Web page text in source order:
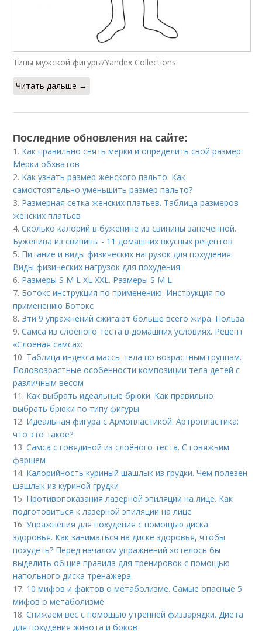
Типы мужской фигуры/Yandex Collections
Читать дальше →
Последние обновления на сайте:
1. Как правильно снять мерки и определить свой размер.
Мерки обхватов
2. Как узнать размер женского пальто. Как
самостоятельно уменьшить размер пальто?
3. Размерная сетка женских платьев. Таблица размеров
женских платьев
4.Сколько калорий в буженине из свинины запеченной.
Буженина из свинины - 11 домашних вкусных рецептов
5. Питание и виды физических нагрузок для похудения.
Виды физических нагрузок для похудения
6. Размеры S M L XL XXL. Размеры S M L
7. Ботокс инструкция по применению. Инструкция по
применению Ботокс
8. Эти 9 упражнений сжигают больше всего жира. Польза
9.Самса из слоеного теста в домашних условиях. Рецепт
«Слоёная самса»:
10. Таблица индекса массы тела по возрастным группам.
Половозрастные особенности композиции тела детей с
различным весом
11. Как выбрать идеальные брюки. Как правильно
выбрать брюки по типу фигуры
12. Идеальная фигура с Армопластикой. Артропластика:
что это такое?
13.Самса с говядиной из слоёного теста. С говяжьим
фаршем
14. Калорийность куриный шашлык из грудки. Чем полезен
шашлык из куриной грудки
15. Противопоказания лазерной эпиляции на лице. Как
подготовиться к лазерной эпиляции на лице
16.Упражнения для похудения с помощью диска
здоровья. Как заниматься на диске здоровья, чтобы
похудеть? Перед началом упражнений хотелось бы
выделить общие правила для тренировок с помощью
напольного диска тренажера.
17. 10 мифов и фактов о метаболизме. Самые опасные 5
мифов о метаболизме
18.Снижаем вес с помощью утренней физзарядки. Диета
для похудения живота и боков